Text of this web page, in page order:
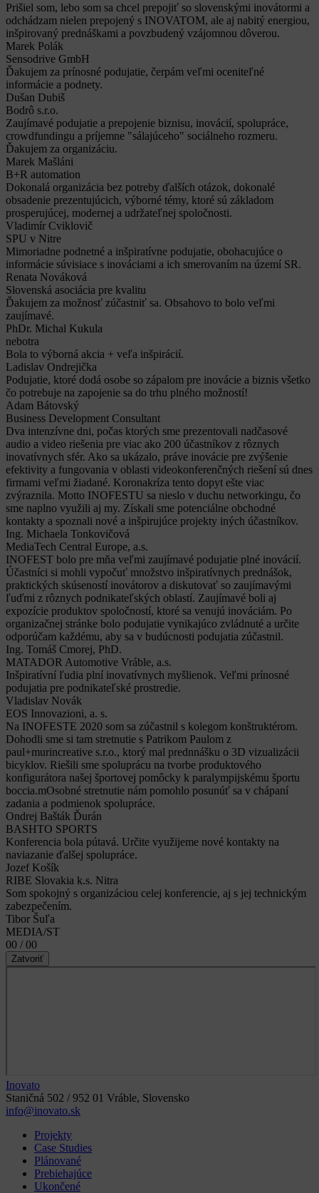
Prišiel som, lebo som sa chcel prepojiť so slovenskými inovátormi a
odchádzam nielen prepojený s INOVATOM, ale aj nabitý energiou,
inšpirovaný prednáškami a povzbudený vzájomnou dôverou.
Marek Polák
Sensodrive GmbH
Ďakujem za prínosné podujatie, čerpám veľmi oceniteľné
informácie a podnety.
Dušan Dubiš
Bodrô s.r.o.
Zaujímavé podujatie a prepojenie biznisu, inovácií, spolupráce,
crowdfundingu a príjemne "sálajúceho" sociálneho rozmeru.
Ďakujem za organizáciu.
Marek Mašláni
B+R automation
Dokonalá organizácia bez potreby ďalších otázok, dokonalé
obsadenie prezentujúcich, výborné témy, ktoré sú základom
prosperujúcej, modernej a udržateľnej spoločnosti.
Vladimír Cviklovič
SPU v Nitre
Mimoriadne podnetné a inšpiratívne podujatie, obohacujúce o
informácie súvisiace s inováciami a ich smerovaním na území SR.
Renata Nováková
Slovenská asociácia pre kvalitu
Ďakujem za možnosť zúčastniť sa. Obsahovo to bolo veľmi
zaujímavé.
PhDr. Michal Kukula
nebotra
Bola to výborná akcia + veľa inšpirácií.
Ladislav Ondrejička
Podujatie, ktoré dodá osobe so zápalom pre inovácie a biznis všetko
čo potrebuje na zapojenie sa do trhu plného možností!
Adam Bátovský
Business Development Consultant
Dva intenzívne dni, počas ktorých sme prezentovali nadčasové
audio a video riešenia pre viac ako 200 účastníkov z rôznych
inovatívnych sfér. Ako sa ukázalo, práve inovácie pre zvýšenie
efektivity a fungovania v oblasti videokonferenčných riešení sú dnes
firmami veľmi žiadané. Koronakríza tento dopyt ešte viac
zvýraznila. Motto INOFESTU sa nieslo v duchu networkingu, čo
sme naplno využili aj my. Získali sme potenciálne obchodné
kontakty a spoznali nové a inšpirujúce projekty iných účastníkov.
Ing. Michaela Tonkovičová
MediaTech Central Europe, a.s.
INOFEST bolo pre mňa veľmi zaujímavé podujatie plné inovácií.
Účastníci si mohli vypočuť množstvo inšpiratívnych prednášok,
praktických skúseností inovátorov a diskutovať so zaujímavými
ľuďmi z rôznych podnikateľských oblastí. Zaujímavé boli aj
expozície produktov spoločností, ktoré sa venujú inováciám. Po
organizačnej stránke bolo podujatie vynikajúco zvládnuté a určite
odporúčam každému, aby sa v budúcnosti podujatia zúčastnil.
Ing. Tomáš Cmorej, PhD.
MATADOR Automotive Vráble, a.s.
Inšpiratívní ľudia plní inovatívnych myšlienok. Veľmi prínosné
podujatia pre podnikateľské prostredie.
Vladislav Novák
EOS Innovazioni, a. s.
Na INOFESTE 2020 som sa zúčastnil s kolegom konštruktérom.
Dohodli sme si tam stretnutie s Patrikom Paulom z
paul+murincreative s.r.o., ktorý mal prednnášku o 3D vizualizácii
bicyklov. Riešili sme spoluprácu na tvorbe produktového
konfigurátora našej športovej pomôcky k paralympijskému športu
boccia.mOsobné stretnutie nám pomohlo posunúť sa v chápaní
zadania a podmienok spolupráce.
Ondrej Bašták Ďurán
BASHTO SPORTS
Konferencia bola pútavá. Určite využijeme nové kontakty na
naviazanie ďalšej spolupráce.
Jozef Košík
RIBE Slovakia k.s. Nitra
Som spokojný s organizáciou celej konferencie, aj s jej technickým
zabezpečením.
Tibor Šuľa
MEDIA/ST
00 / 00
Zatvoriť
Inovato
Staničná 502 / 952 01 Vráble, Slovensko
info@inovato.sk
Projekty
Case Studies
Plánované
Prebiehajúce
Ukončené